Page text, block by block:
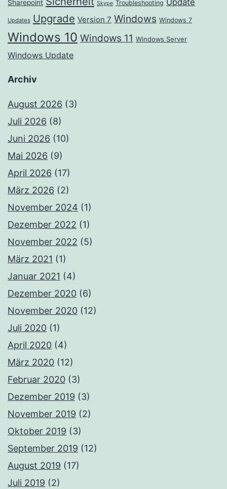
Sharepoint Skype Troubleshooting Update
Updates Upgrade Version 7 Windows Windows 7
Windows 10 Windows 11 Windows Server
Windows Update
Archiv
August 2026 (3)
Juli 2026 (8)
Juni 2026 (10)
Mai 2026 (9)
April 2026 (17)
März 2026 (2)
November 2024 (1)
Dezember 2022 (1)
November 2022 (5)
März 2021 (1)
Januar 2021 (4)
Dezember 2020 (6)
November 2020 (12)
Juli 2020 (1)
April 2020 (4)
März 2020 (12)
Februar 2020 (3)
Dezember 2019 (3)
November 2019 (2)
Oktober 2019 (3)
September 2019 (12)
August 2019 (17)
Juli 2019 (2)